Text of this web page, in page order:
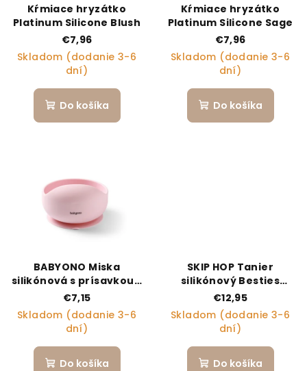
Kŕmiace hryzátko
Platinum Silicone Blush
€7,96
Skladom (dodanie 3-6
dní)
Do košíka
Kŕmiace hryzátko
Platinum Silicone Sage
€7,96
Skladom (dodanie 3-6
dní)
Do košíka
BABYONO Miska
silikónová s prísavkou -
pink 6m+
€7,15
Skladom (dodanie 3-6
dní)
Do košíka
SKIP HOP Tanier
silikónový Besties
Squad Green 2r+
€12,95
Skladom (dodanie 3-6
dní)
Do košíka